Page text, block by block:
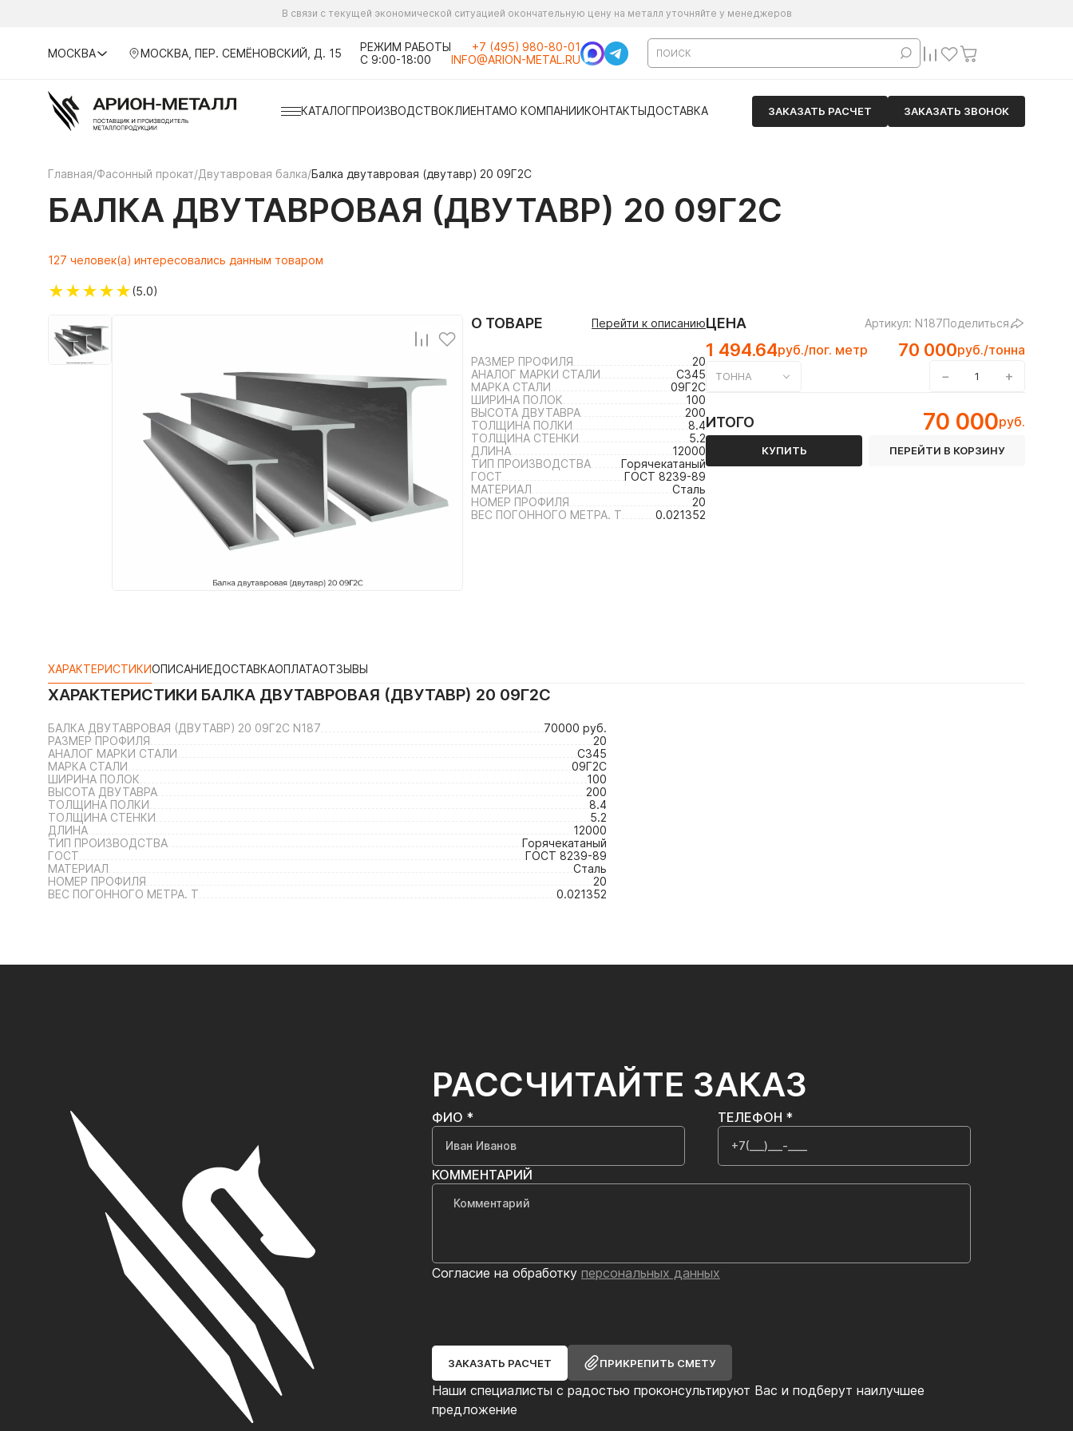
В связи с текущей экономической ситуацией окончательную цену на металл уточняйте у менеджеров
МОСКВА МОСКВА, ПЕР. СЕМЁНОВСКИЙ, Д. 15
РЕЖИМ РАБОТЫ
С 9:00-18:00
+7 (495) 980-80-01
INFO@ARION-METAL.RU
КАТАЛОГПРОИЗВОДСТВОКЛИЕНТАМО КОМПАНИИКОНТАКТЫДОСТАВКА ЗАКАЗАТЬ РАСЧЕТ ЗАКАЗАТЬ ЗВОНОК
Главная/Фасонный прокат/Двутавровая балка/Балка двутавровая (двутавр) 20 09Г2С
БАЛКА ДВУТАВРОВАЯ (ДВУТАВР) 20 09Г2С
127 человек(а) интересовались данным товаром
★★★★★(5.0)
О ТОВАРЕ Перейти к описанию
РАЗМЕР ПРОФИЛЯ
20
АНАЛОГ МАРКИ СТАЛИ
С345
МАРКА СТАЛИ
09Г2С
ШИРИНА ПОЛОК
100
ВЫСОТА ДВУТАВРА
200
ТОЛЩИНА ПОЛКИ
8.4
ТОЛЩИНА СТЕНКИ
5.2
ДЛИНА
12000
ТИП ПРОИЗВОДСТВА
Горячекатаный
ГОСТ
ГОСТ 8239-89
МАТЕРИАЛ
Сталь
НОМЕР ПРОФИЛЯ
20
ВЕС ПОГОННОГО МЕТРА. Т
0.021352
ЦЕНА Артикул: N187Поделиться
1 494.64руб./пог. метр 70 000руб./тонна
ТОННА − +
ИТОГО 70 000руб.
КУПИТЬ ПЕРЕЙТИ В КОРЗИНУ
ХАРАКТЕРИСТИКИОПИСАНИЕДОСТАВКАОПЛАТАОТЗЫВЫ
ХАРАКТЕРИСТИКИ БАЛКА ДВУТАВРОВАЯ (ДВУТАВР) 20 09Г2С
БАЛКА ДВУТАВРОВАЯ (ДВУТАВР) 20 09Г2С N187
70000 руб.
РАЗМЕР ПРОФИЛЯ
20
АНАЛОГ МАРКИ СТАЛИ
С345
МАРКА СТАЛИ
09Г2С
ШИРИНА ПОЛОК
100
ВЫСОТА ДВУТАВРА
200
ТОЛЩИНА ПОЛКИ
8.4
ТОЛЩИНА СТЕНКИ
5.2
ДЛИНА
12000
ТИП ПРОИЗВОДСТВА
Горячекатаный
ГОСТ
ГОСТ 8239-89
МАТЕРИАЛ
Сталь
НОМЕР ПРОФИЛЯ
20
ВЕС ПОГОННОГО МЕТРА. Т
0.021352
РАССЧИТАЙТЕ ЗАКАЗ
Наши специалисты с радостью проконсультируют Вас и подберут наилучшее
предложение
ФИО * ТЕЛЕФОН *
КОММЕНТАРИЙ
Согласие на обработку персональных данных
ЗАКАЗАТЬ РАСЧЕТ ПРИКРЕПИТЬ СМЕТУ